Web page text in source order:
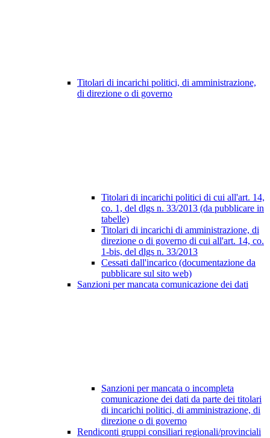
Titolari di incarichi politici, di amministrazione,
di direzione o di governo
Titolari di incarichi politici di cui all'art. 14,
co. 1, del dlgs n. 33/2013 (da pubblicare in
tabelle)
Titolari di incarichi di amministrazione, di
direzione o di governo di cui all'art. 14, co.
1-bis, del dlgs n. 33/2013
Cessati dall'incarico (documentazione da
pubblicare sul sito web)
Sanzioni per mancata comunicazione dei dati
Sanzioni per mancata o incompleta
comunicazione dei dati da parte dei titolari
di incarichi politici, di amministrazione, di
direzione o di governo
Rendiconti gruppi consiliari regionali/provinciali